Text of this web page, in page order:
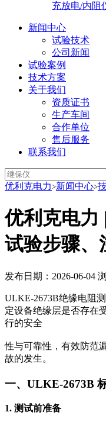
充放电/内阻
新闻中心
试验技术
公司新闻
试验案例
技术方案
关于我们
资质证书
生产车间
合作单位
售后服务
联系我们
优利克电力>新闻中心>
优利克电力
试验步骤、
发布日期：2026-06-04
ULKE-2673B绝缘电阻
定设备绝缘层是否存在
行的安全
性与可靠性，有效防范
故的发生。
一、ULKE-2673B
1. 测试前准备